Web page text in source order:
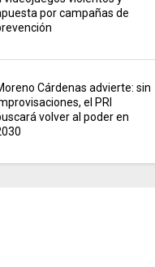
por campañas de
Cárdenas advierte: sin
el PRI
volver al poder en